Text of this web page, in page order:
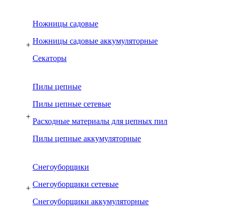
+
Ножницы садовые
Ножницы садовые аккумуляторные
Секаторы
+
Пилы цепные
Пилы цепные сетевые
Расходные материалы для цепных пил
Пилы цепные аккумуляторные
+
Снегоуборщики
Снегоуборщики сетевые
Снегоуборщики аккумуляторные